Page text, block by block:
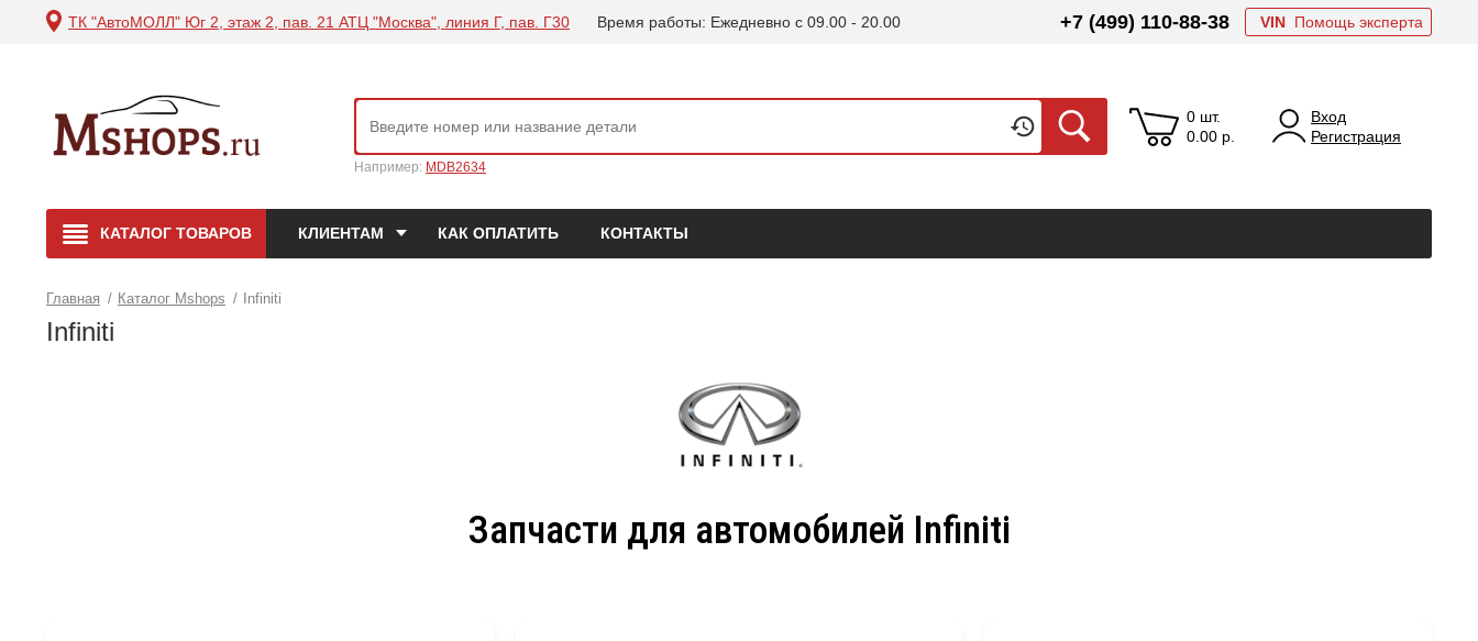
ТК "АвтоМОЛЛ" Юг 2, этаж 2, пав. 21 АТЦ "Москва", линия Г, пав. Г30 Время работы: Ежедневно с 09.00 - 20.00 +7 (499) 110-88-38 VIN Помощь эксперта
Например: MDB2634
0 шт.
0.00 р.
Вход
Регистрация
КАТАЛОГ ТОВАРОВ КЛИЕНТАМ КАК ОПЛАТИТЬ КОНТАКТЫ
Главная / Каталог Mshops / Infiniti
Infiniti
Запчасти для автомобилей Infiniti